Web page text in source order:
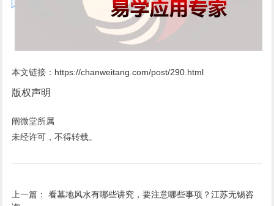
本文链接： https://chanweitang.com/post/290.html
版权声明
阐微堂所属
未经许可，不得转载。
上一篇：看墓地风水有哪些讲究，要注意哪些事项？江苏无锡咨